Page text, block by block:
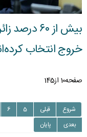
بیش از ۶۰
خروج انتخاب
صفحه10 از145
شروع قبلی 5
6
بعدی
پایان